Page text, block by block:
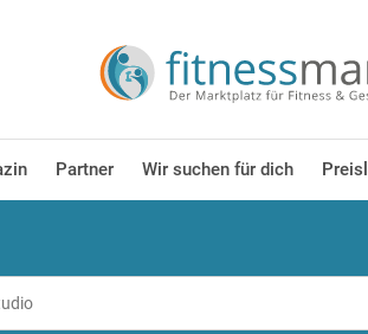
Partner Wir suchen für dich